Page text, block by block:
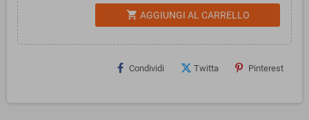
shopping_cart AGGIUNGI AL CARRELLO
Condividi Twitta Pinterest